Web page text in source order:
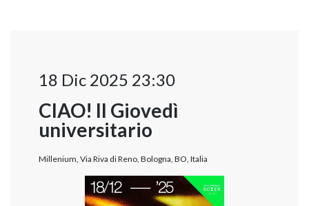
18 Dic 2025 23:30
CIAO! Il Giovedì
universitario
Millenium, Via Riva di Reno, Bologna, BO, Italia